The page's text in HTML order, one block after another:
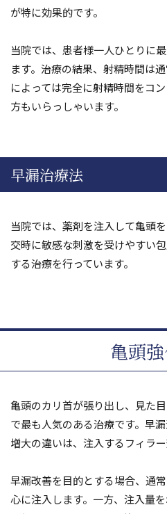
が特に効果的です。
当院では、患者様一人ひとりに
ます。治療の結果、射精時間は
によっては完全に射精時間をコ
方もいらっしゃいます。
早漏治療法
当院では、薬剤を注入して亀頭
交時に敏感な刺激を受けやすい
する治療を行っています。
亀頭
亀頭のカリ首が張り出し、見た
で最も人気のある治療です。早
増大の違いは、注入するフィラー
早漏改善を目的とする場合、通
心に注入します。一方、注入量